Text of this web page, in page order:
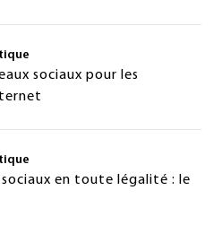
sociaux pour les
en toute légalité : le